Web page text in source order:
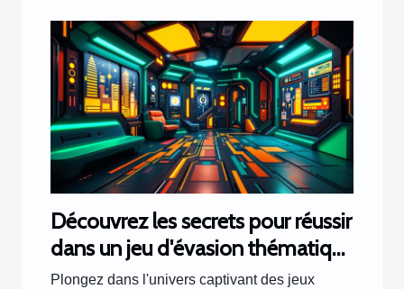
Découvrez les secrets pour réussir
dans un jeu d'évasion thématique
de super-héros
Plongez dans l'univers captivant des jeux